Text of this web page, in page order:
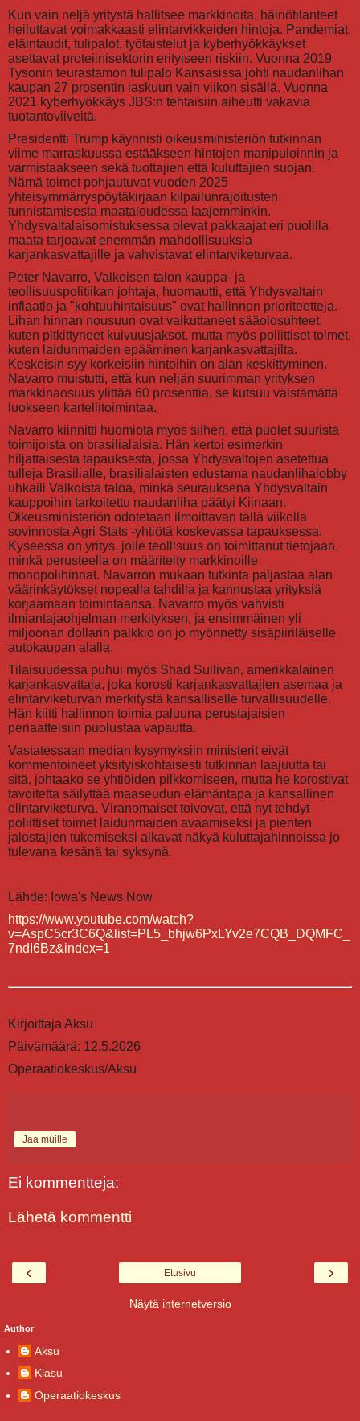
Kun vain neljä yritystä hallitsee markkinoita, häiriötilanteet
heiluttavat voimakkaasti elintarvikkeiden hintoja. Pandemiat,
eläintaudit, tulipalot, työtaistelut ja kyberhyökkäykset
asettavat proteiinisektorin erityiseen riskiin. Vuonna 2019
Tysonin teurastamon tulipalo Kansasissa johti naudanlihan
kaupan 27 prosentin laskuun vain viikon sisällä. Vuonna
2021 kyberhyökkäys JBS:n tehtaisiin aiheutti vakavia
tuotantoviiveitä.
Presidentti Trump käynnisti oikeusministeriön tutkinnan
viime marraskuussa estääkseen hintojen manipuloinnin ja
varmistaakseen sekä tuottajien että kuluttajien suojan.
Nämä toimet pohjautuvat vuoden 2025
yhteisymmärryspöytäkirjaan kilpailunrajoitusten
tunnistamisesta maataloudessa laajemminkin.
Yhdysvaltalaisomistuksessa olevat pakkaajat eri puolilla
maata tarjoavat enemmän mahdollisuuksia
karjankasvattajille ja vahvistavat elintarviketurvaa.
Peter Navarro, Valkoisen talon kauppa- ja
teollisuuspolitiikan johtaja, huomautti, että Yhdysvaltain
inflaatio ja "kohtuuhintaisuus" ovat hallinnon prioriteetteja.
Lihan hinnan nousuun ovat vaikuttaneet sääolosuhteet,
kuten pitkittyneet kuivuusjaksot, mutta myös poliittiset toimet,
kuten laidunmaiden epääminen karjankasvattajilta.
Keskeisin syy korkeisiin hintoihin on alan keskittyminen.
Navarro muistutti, että kun neljän suurimman yrityksen
markkinaosuus ylittää 60 prosenttia, se kutsuu väistämättä
luokseen kartellitoimintaa.
Navarro kiinnitti huomiota myös siihen, että puolet suurista
toimijoista on brasilialaisia. Hän kertoi esimerkin
hiljattaisesta tapauksesta, jossa Yhdysvaltojen asetettua
tulleja Brasilialle, brasilialaisten edustama naudanlihalobby
uhkaili Valkoista taloa, minkä seurauksena Yhdysvaltain
kauppoihin tarkoitettu naudanliha päätyi Kiinaan.
Oikeusministeriön odotetaan ilmoittavan tällä viikolla
sovinnosta Agri Stats -yhtiötä koskevassa tapauksessa.
Kyseessä on yritys, jolle teollisuus on toimittanut tietojaan,
minkä perusteella on määritelty markkinoille
monopolihinnat. Navarron mukaan tutkinta paljastaa alan
väärinkäytökset nopealla tahdilla ja kannustaa yrityksiä
korjaamaan toimintaansa. Navarro myös vahvisti
ilmiantajaohjelman merkityksen, ja ensimmäinen yli
miljoonan dollarin palkkio on jo myönnetty sisäpiiriläiselle
autokaupan alalla.
Tilaisuudessa puhui myös Shad Sullivan, amerikkalainen
karjankasvattaja, joka korosti karjankasvattajien asemaa ja
elintarviketurvan merkitystä kansalliselle turvallisuudelle.
Hän kiitti hallinnon toimia paluuna perustajaisien
periaatteisiin puolustaa vapautta.
Vastatessaan median kysymyksiin ministerit eivät
kommentoineet yksityiskohtaisesti tutkinnan laajuutta tai
sitä, johtaako se yhtiöiden pilkkomiseen, mutta he korostivat
tavoitetta säilyttää maaseudun elämäntapa ja kansallinen
elintarviketurva. Viranomaiset toivovat, että nyt tehdyt
poliittiset toimet laidunmaiden avaamiseksi ja pienten
jalostajien tukemiseksi alkavat näkyä kuluttajahinnoissa jo
tulevana kesänä tai syksynä.
Lähde: Iowa's News Now
https://www.youtube.com/watch?
v=AspC5cr3C6Q&list=PL5_bhjw6PxLYv2e7CQB_DQMFC_
7ndI6Bz&index=1
Kirjoittaja Aksu
Päivämäärä: 12.5.2026
Operaatiokeskus/Aksu
Jaa muille
Ei kommentteja:
Lähetä kommentti
‹ ›
Etusivu
Näytä internetversio
Author
Aksu
Klasu
Operaatiokeskus